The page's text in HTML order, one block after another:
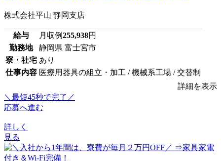
株式会社平山 静岡支店
給与 月収例255,938円
勤務地
静岡県 富士宮市
寮・社宅 あり
仕事内容 医療用器具の組立・加工 / 機械系工場 / 交替制
詳細を表示
＼最短45秒で完了／
応募へ進む
詳しく
見る